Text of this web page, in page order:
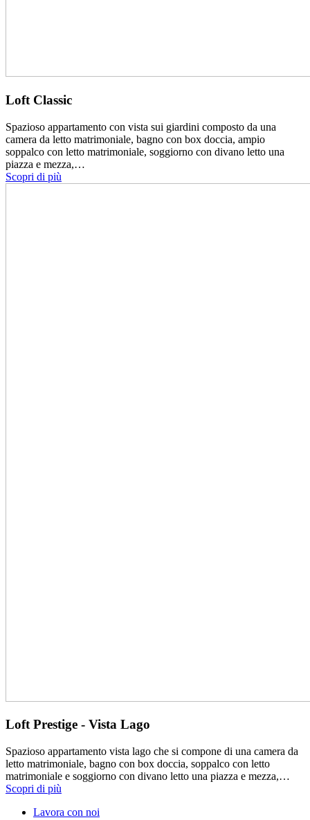
Loft Classic
Spazioso appartamento con vista sui giardini composto da una
camera da letto matrimoniale, bagno con box doccia, ampio
soppalco con letto matrimoniale, soggiorno con divano letto una
piazza e mezza,…
Scopri di più
Loft Prestige - Vista Lago
Spazioso appartamento vista lago che si compone di una camera da
letto matrimoniale, bagno con box doccia, soppalco con letto
matrimoniale e soggiorno con divano letto una piazza e mezza,…
Scopri di più
Lavora con noi